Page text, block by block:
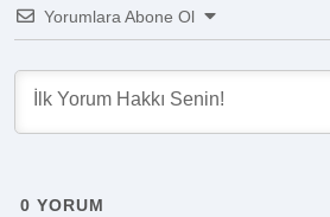
Yorumlara Abone Ol
0 YORUM